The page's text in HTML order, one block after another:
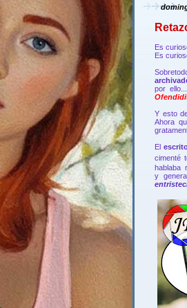
Es
Es
por
Y esto
Ahora
El
cimenté
hablaba
y